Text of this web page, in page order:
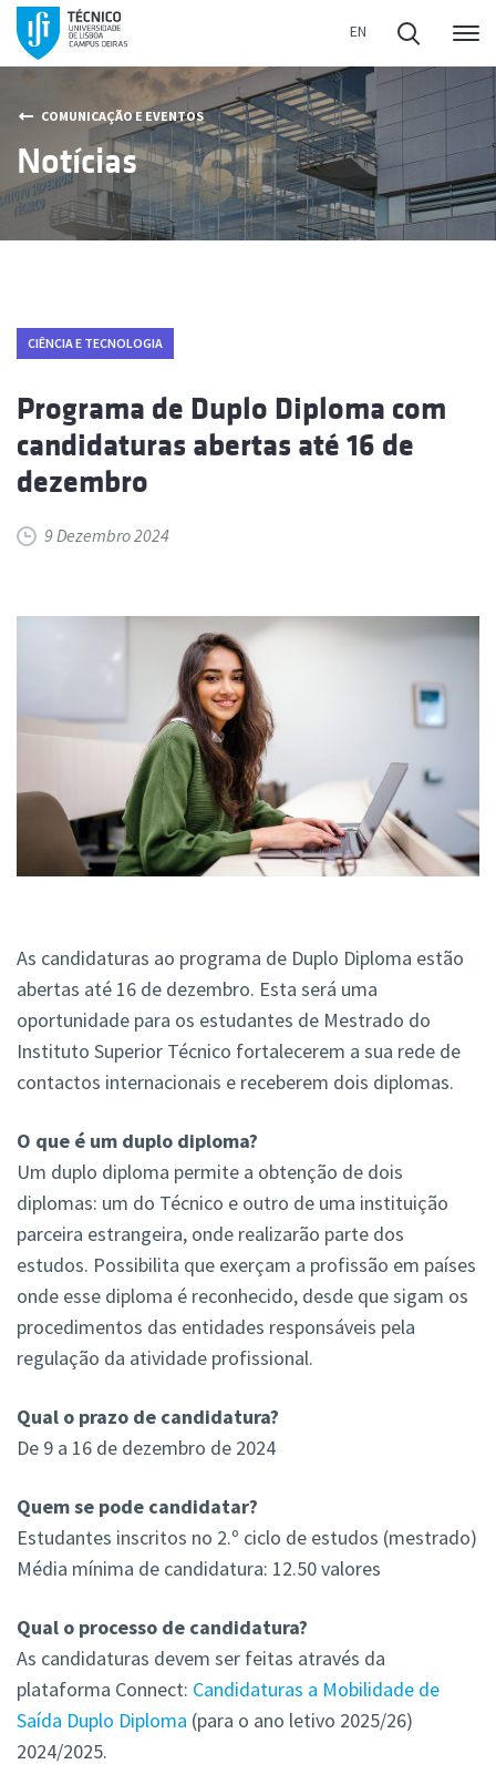
COMUNICAÇÃO E EVENTOS
Notícias
CIÊNCIA E TECNOLOGIA
Programa de Duplo Diploma com
candidaturas abertas até 16 de
dezembro
9 Dezembro 2024
As candidaturas ao programa de Duplo Diploma estão
abertas até 16 de dezembro. Esta será uma
oportunidade para os estudantes de Mestrado do
Instituto Superior Técnico fortalecerem a sua rede de
contactos internacionais e receberem dois diplomas.
O que é um duplo diploma?
Um duplo diploma permite a obtenção de dois
diplomas: um do Técnico e outro de uma instituição
parceira estrangeira, onde realizarão parte dos
estudos. Possibilita que exerçam a profissão em países
onde esse diploma é reconhecido, desde que sigam os
procedimentos das entidades responsáveis pela
regulação da atividade profissional.
Qual o prazo de candidatura?
De 9 a 16 de dezembro de 2024
Quem se pode candidatar?
Estudantes inscritos no 2.º ciclo de estudos (mestrado)
Média mínima de candidatura: 12.50 valores
Qual o processo de candidatura?
As candidaturas devem ser feitas através da
plataforma Connect: Candidaturas a Mobilidade de
Saída Duplo Diploma (para o ano letivo 2025/26)
2024/2025.